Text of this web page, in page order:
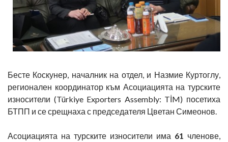
Бесте Коскунер, началник на отдел, и Назмие Куртоглу,
регионален координатор към Асоциацията на турските
износители (Türkiye Exporters Assembly: TİM) посетиха
БТПП и се срещнаха с председателя Цветан Симеонов.
Асоциацията на турските износители има 61 членове,